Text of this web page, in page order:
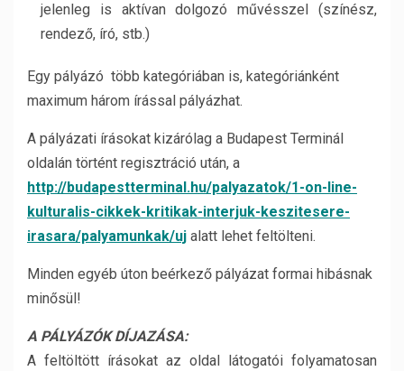
jelenleg is aktívan dolgozó művésszel (színész,
rendező, író, stb.)
Egy pályázó több kategóriában is, kategóriánként
maximum három írással pályázhat.
A pályázati írásokat kizárólag a Budapest Terminál
oldalán történt regisztráció után, a
http://budapestterminal.hu/palyazatok/1-on-line-
kulturalis-cikkek-kritikak-interjuk-keszitesere-
irasara/palyamunkak/uj alatt lehet feltölteni.
Minden egyéb úton beérkező pályázat formai hibásnak
minősül!
A PÁLYÁZÓK DÍJAZÁSA:
A feltöltött írásokat az oldal látogatói folyamatosan